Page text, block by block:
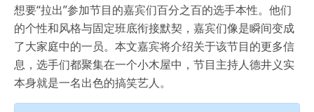
想要“拉出”参加节目的嘉宾们百分之百的选手本性。他们
的个性和风格与固定班底衔接默契，嘉宾们像是瞬间变成
了大家庭中的一员。本文嘉宾将介绍关于该节目的更多信
息，选手们都聚集在一个小木屋中，节目主持人德井义实
本身就是一名出色的搞笑艺人。